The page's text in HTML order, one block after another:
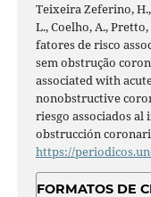
Teixeira Zeferino,
L., Coelho, A.,
fatores de risco
sem obstrução
associated with
nonobstructive
riesgo associados
obstrucción
https://
FORMATOS DE